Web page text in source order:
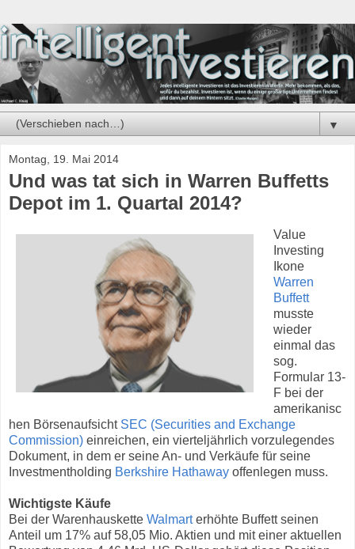
▼
Montag, 19. Mai 2014
Und was tat sich in Warren Buffetts
Depot im 1. Quartal 2014?
Value
Investing
Ikone
Warren
Buffett
musste
wieder
einmal das
sog.
Formular 13-
F bei der
amerikanisc
hen Börsenaufsicht SEC (Securities and Exchange
Commission) einreichen, ein vierteljährlich vorzulegendes
Dokument, in dem er seine An- und Verkäufe für seine
Investmentholding Berkshire Hathaway offenlegen muss.
Wichtigste Käufe
Bei der Warenhauskette Walmarterhöhte Buffett seinen
Anteil um 17% auf 58,05 Mio. Aktien und mit einer aktuellen